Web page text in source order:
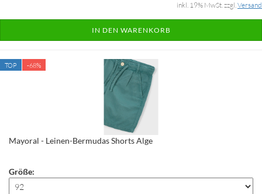
inkl. 19% MwSt. zzgl.Versand
IN DEN WARENKORB
TOP -68%
Mayoral - Leinen-Bermudas Shorts Alge
Größe: